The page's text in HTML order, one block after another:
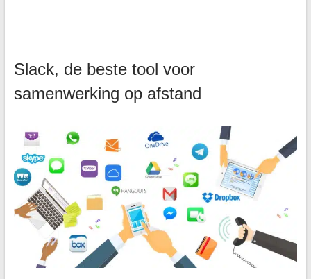
Slack, de beste tool voor
samenwerking op afstand